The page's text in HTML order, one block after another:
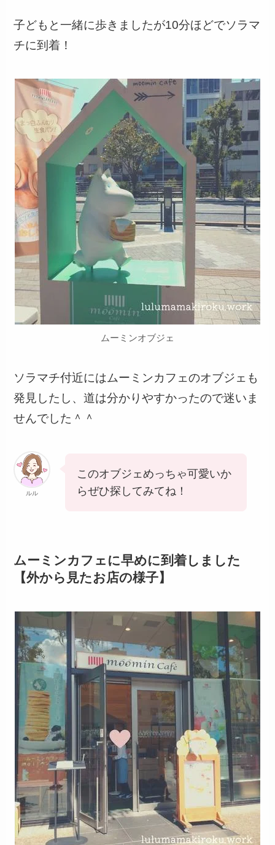
子どもと一緒に歩きましたが10分ほどでソラマ
チに到着！
ムーミンオブジェ
ソラマチ付近にはムーミンカフェのオブジェも
発見したし、道は分かりやすかったので迷いま
せんでした＾＾
ルル
このオブジェめっちゃ可愛いか
らぜひ探してみてね！
ムーミンカフェに早めに到着しました
【外から見たお店の様子】